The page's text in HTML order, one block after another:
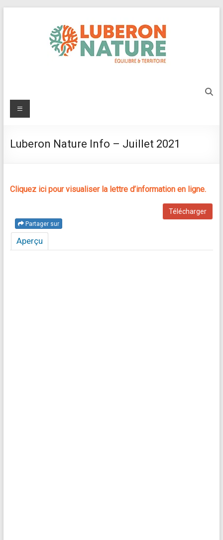
Nature
Protégeons
du
Menu
Luberon Nature Info – Juillet 2021
Cliquez ici pour visualiser la lettre d’information en ligne.
Télécharger
Partager sur
Aperçu